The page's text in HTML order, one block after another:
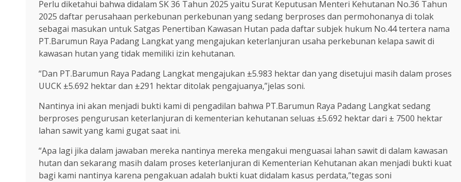
Perlu diketahui bahwa didalam SK 36 Tahun 2025 yaitu Surat Keputusan Menteri Kehutanan No.36 Tahun
2025 daftar perusahaan perkebunan perkebunan yang sedang berproses dan permohonanya di tolak
sebagai masukan untuk Satgas Penertiban Kawasan Hutan pada daftar subjek hukum No.44 tertera nama
PT.Barumun Raya Padang Langkat yang mengajukan keterlanjuran usaha perkebunan kelapa sawit di
kawasan hutan yang tidak memiliki izin kehutanan.
“Dan PT.Barumun Raya Padang Langkat mengajukan ±5.983 hektar dan yang disetujui masih dalam proses
UUCK ±5.692 hektar dan ±291 hektar ditolak pengajuanya,”jelas soni.
Nantinya ini akan menjadi bukti kami di pengadilan bahwa PT.Barumun Raya Padang Langkat sedang
berproses pengurusan keterlanjuran di kementerian kehutanan seluas ±5.692 hektar dari ± 7500 hektar
lahan sawit yang kami gugat saat ini.
“Apa lagi jika dalam jawaban mereka nantinya mereka mengakui menguasai lahan sawit di dalam kawasan
hutan dan sekarang masih dalam proses keterlanjuran di Kementerian Kehutanan akan menjadi bukti kuat
bagi kami nantinya karena pengakuan adalah bukti kuat didalam kasus perdata,”tegas soni